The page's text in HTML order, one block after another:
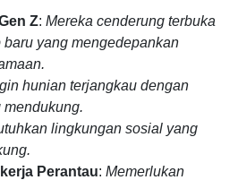
Z: Mereka cenderung terbuka
yang mengedepankan
hunian terjangkau dengan
lingkungan sosial yang
Perantau: Memerlukan